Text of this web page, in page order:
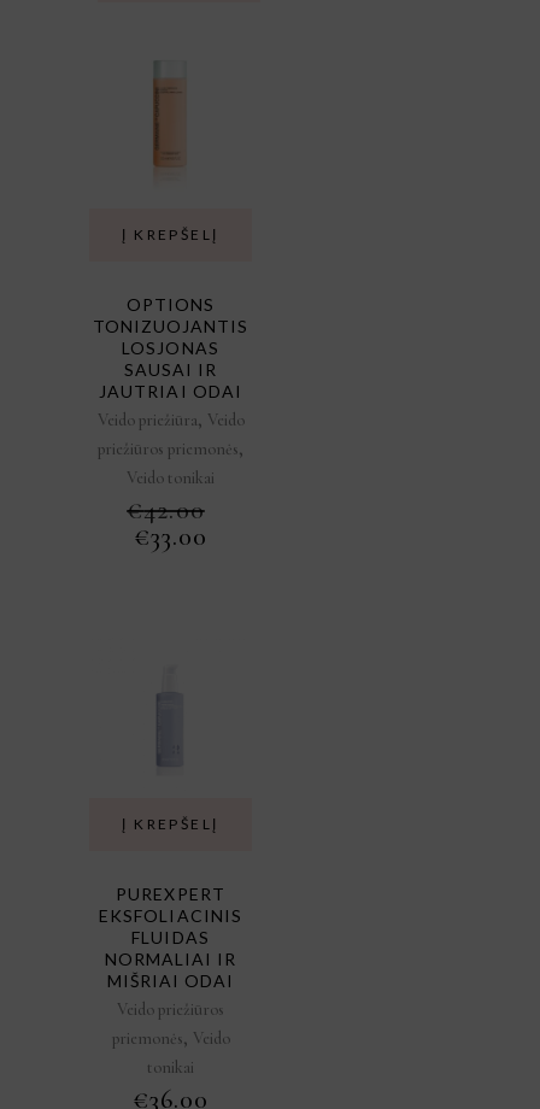
Į KREPŠELĮ
OPTIONS
TONIZUOJANTIS
LOSJONAS
SAUSAI IR
JAUTRIAI ODAI
Veido priežiūra, Veido
priežiūros priemonės,
Veido tonikai
€42.00
ORIGINAL
PRICE
€33.00
Į KREPŠELĮ
PUREXPERT
EKSFOLIACINIS
FLUIDAS
NORMALIAI IR
MIŠRIAI ODAI
Veido priežiūros
priemonės, Veido
tonikai
€36.00